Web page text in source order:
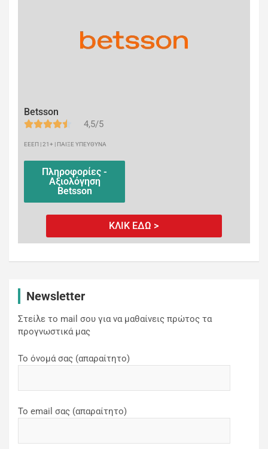
Betsson
4,5/5
ΕΕΕΠ | 21+ | ΠΑΙΞΕ ΥΠΕΥΘΥΝΑ
Πληροφορίες -
Αξιολόγηση
Betsson
ΚΛΙΚ ΕΔΩ >
Newsletter
Στείλε το mail σου για να μαθαίνεις πρώτος τα
προγνωστικά μας
Το όνομά σας (απαραίτητο)
Το email σας (απαραίτητο)